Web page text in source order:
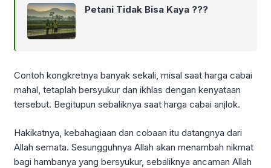
Petani Tidak Bisa Kaya ???
Contoh kongkretnya banyak sekali, misal saat harga cabai
mahal, tetaplah bersyukur dan ikhlas dengan kenyataan
tersebut. Begitupun sebaliknya saat harga cabai anjlok.
Hakikatnya, kebahagiaan dan cobaan itu datangnya dari
Allah semata. Sesungguhnya Allah akan menambah nikmat
bagi hambanya yang bersyukur, sebaliknya ancaman Allah